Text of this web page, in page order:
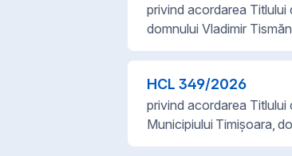
privind acordarea Titlului
domnului Vladimir
HCL 349/2026
privind acordarea Titlului
Municipiului Timișoara,